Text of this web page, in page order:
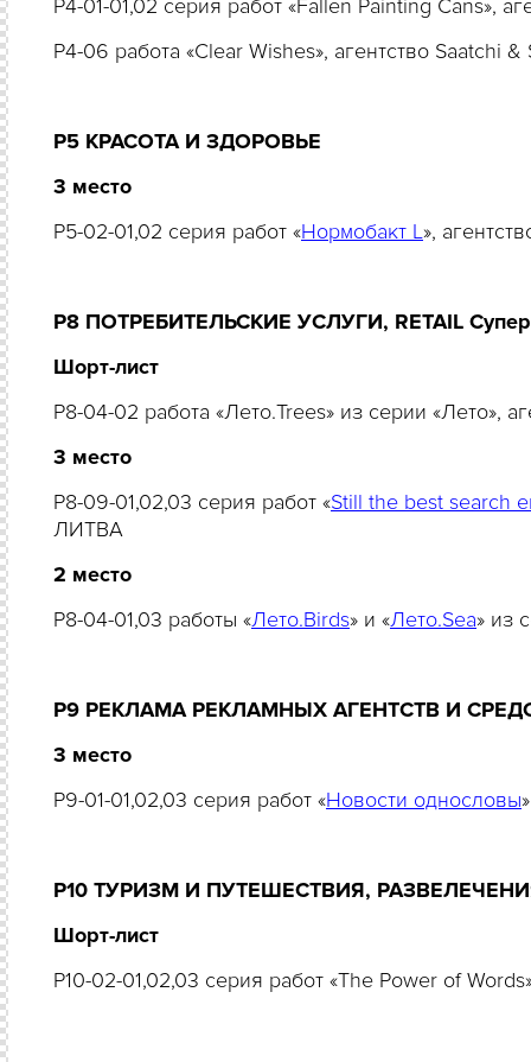
P4-01-01,02 серия работ «Fallen Painting Cans»,
P4-06 работа «Clear Wishes», агентство Saatchi
Р5 КРАСОТА И ЗДОРОВЬЕ
3 место
P5-02-01,02 серия работ «Нормобакт L»,
P8 ПОТРЕБИТЕЛЬСКИЕ УСЛУГИ, RETAIL
Шорт-лист
P8-04-02 работа «Лето.Trees» из серии «Лето»,
3 место
P8-09-01,02,03 серия работ «Still the best search
ЛИТВА
2 место
P8-04-01,03 работы «Лето.Birds» и «Лето.Sea» из
Р9 РЕКЛАМА РЕКЛАМНЫХ АГЕНТСТВ И
3 место
P9-01-01,02,03 серия работ «Новости однословы
Р10 ТУРИЗМ И ПУТЕШЕСТВИЯ,
Шорт-лист
P10-02-01,02,03 серия работ «The Power of